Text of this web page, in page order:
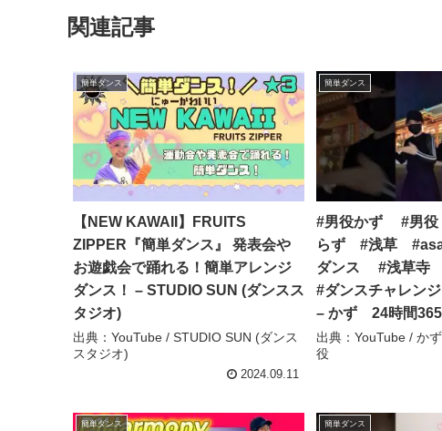
関連記事
簡単ダンス
【NEW KAWAII】FRUITS
ZIPPER『簡単ダンス』 発表会や
お遊戯会で踊れる！簡単アレンジ
ダンス！ – STUDIO SUN (ダンスス
タジオ)
出典：YouTube / STUDIO SUN (ダンス
スタジオ)
2024.09.11
簡単ダンス
#男役かず #男
らず #浅草
ダンス #浅草寺
#ダンスチャレン
– かず 24時間
出典：YouTube / か
役
簡単ダンス 簡単ダンス